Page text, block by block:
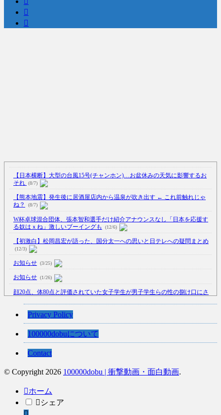
【日本横断】大型の台風15号(チャンホン)…お盆休みの天気に影響するお
それ (8/7)
【熊本地震】発生後に居酒屋店内から温泉が吹き出す ← これ前触れじゃ
ね？
(8/7)
W杯卓球混合団体、張本智和選手だけ紹介アナウンスなし「日本を応援す
る奴はｘね」激しいブーイングも
(12/6)
【初激白】松岡昌宏が語った、国分太一への思いと日テレへの疑問まとめ
(12/3)
お知らせ (3/25)
お知らせ (1/26)
顔20点、体80点と評価されていた女子学生が男子学生らの性の捌け口にさ
【中国】処理水の問題化狙うも不発？ASEAN関連会合で賛同広がらず
【韓国】54.1％「IAEA報告書を信用しない」
Powered by livedoor 相互RSS
Privacy Policy
100000dobuについて
Contact
© Copyright 2026 100000dobu | 衝撃動画・面白動画.
ホーム
シェア